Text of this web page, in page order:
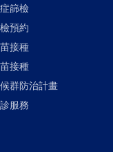
篩檢
預約
接種
接種
群防治計畫
服務